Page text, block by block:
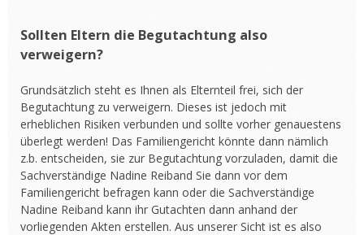
Sollten Eltern die Begutachtung also
verweigern?
Grundsätzlich steht es Ihnen als Elternteil frei, sich der
Begutachtung zu verweigern. Dieses ist jedoch mit
erheblichen Risiken verbunden und sollte vorher genauestens
überlegt werden! Das Familiengericht könnte dann nämlich
z.b. entscheiden, sie zur Begutachtung vorzuladen, damit die
Sachverständige Nadine Reiband Sie dann vor dem
Familiengericht befragen kann oder die Sachverständige
Nadine Reiband kann ihr Gutachten dann anhand der
vorliegenden Akten erstellen. Aus unserer Sicht ist es also